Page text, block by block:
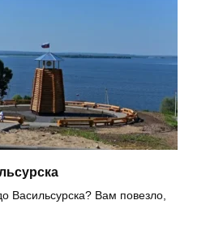
Васильсурска? Вам повезло,